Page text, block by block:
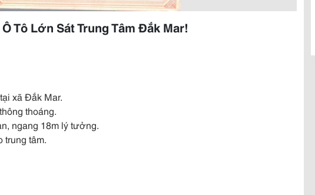
Tô Lớn Sát Trung Tâm Đắk Mar!
xã Đắk Mar.
thoáng.
ngang 18m lý tưởng.
trung tâm.